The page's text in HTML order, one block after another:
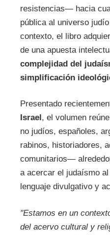
resistencias— hacia
pública al universo
contexto, el libro
de una apuesta
complejidad del
simplificación
Presentado
Israel, el volumen
no judíos, españoles,
rabinos, historiadores,
comunitarios—
a acercar el judaísmo
lenguaje divulgativo y
"Estamos en un
del acervo cultural y